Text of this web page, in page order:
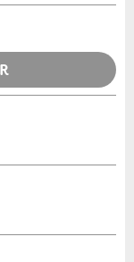
weiter.